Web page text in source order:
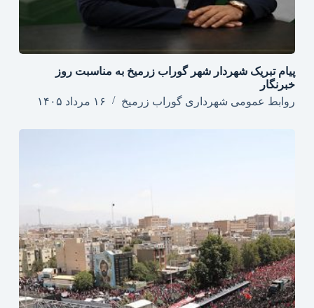
پیام تبریک شهردار شهر گوراب زرمیخ به مناسبت روز
خبرنگار
روابط عمومی شهرداری گوراب زرمیخ
۱۶ مرداد ۱۴۰۵